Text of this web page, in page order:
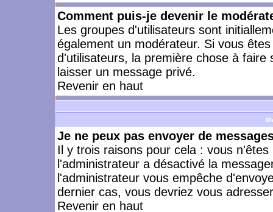
Comment puis-je devenir le
Les groupes d'utilisateurs sont
également un modérateur. Si vous
d'utilisateurs, la première chose à
laisser un message privé.
Revenir en haut
Je ne peux pas envoyer de
Il y trois raisons pour cela : vous
l'administrateur a désactivé la
l'administrateur vous empêche
dernier cas, vous devriez vous
Revenir en haut